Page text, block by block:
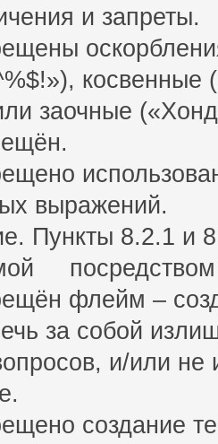
и запреты.
косвенные
заочные
выражений.
Пункты 8.2.1 и
флейм –
за собой
и/или
создание